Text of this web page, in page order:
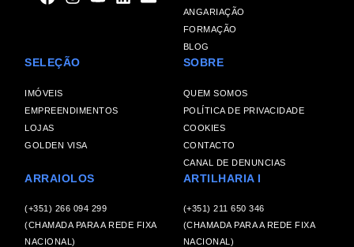
ANGARIAÇÃO
FORMAÇÃO
BLOG
SELEÇÃO
IMÓVEIS
EMPREENDIMENTOS
LOJAS
GOLDEN VISA
SOBRE
QUEM SOMOS
POLÍTICA DE PRIVACIDADE
COOKIES
CONTACTO
CANAL DE DENUNCIAS
ARRAIOLOS
(+351) 266 094 299
(CHAMADA PARA A REDE FIXA
NACIONAL)
ARTILHARIA I
(+351) 211 650 346
(CHAMADA PARA A REDE FIXA
NACIONAL)